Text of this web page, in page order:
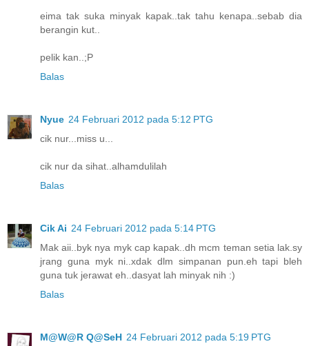
eima tak suka minyak kapak..tak tahu kenapa..sebab dia
berangin kut..
pelik kan..;P
Balas
Nyue 24 Februari 2012 pada 5:12 PTG
cik nur...miss u...
cik nur da sihat..alhamdulilah
Balas
Cik Ai 24 Februari 2012 pada 5:14 PTG
Mak aii..byk nya myk cap kapak..dh mcm teman setia lak.sy
jrang guna myk ni..xdak dlm simpanan pun.eh tapi bleh
guna tuk jerawat eh..dasyat lah minyak nih :)
Balas
M@W@R Q@SeH 24 Februari 2012 pada 5:19 PTG